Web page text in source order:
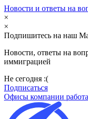
Новости и ответы на
×
×
Подпишитесь на наш
Новости, ответы на
иммиграцией
Не сегодня :(
Подписаться
Офисы компании